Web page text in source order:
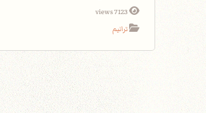
7123 views
ترانيم